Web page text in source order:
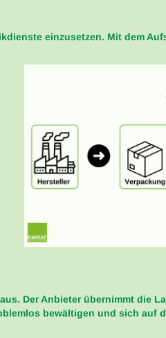
einzusetzen. Mit dem
Der Anbieter übernimmt die
bewältigen und sich auf